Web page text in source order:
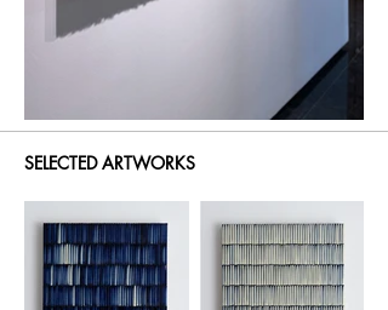
이번 전시 ‘Musing Slowly’는 난해하고, 다가가기 힘든 어
려운 예술이 아니라, 작가의 철학이 분명히 묻어 있음에도
전시에는 일상적인 풍경을 주제로 자신만의 시선과 기법
으로 재해석하는 작가들이 참여한다. 김태균은 시간에 따
존재하는 순수한 파란색을 통해 사람들에게 힐링의 시간
자를 하나씩 붙여, 기억 속 바다의 낮과 밤을 선사한다. 작
가는 바다의 낮과 밤에 그가 경험한 은은한 감정을 담아 전
달하고, 공유한다. 연필 작가로 알려진 김은주는 최근의 신
작 ‘꽃’ 시리즈를 선보인다. 연필이라는 소박한 소재로 묵
묵히 선을 쌓아나가 경이로운 화면을 만들어내며, 깊은 울
림을 선사한다.
SELECTED ARTWORKS